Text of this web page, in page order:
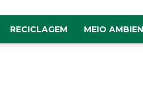
RECICLAGEM MEIO